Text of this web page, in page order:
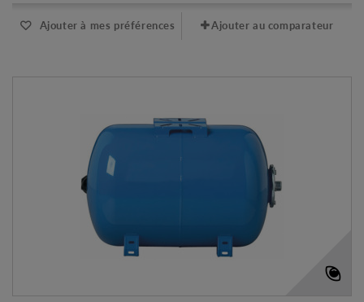
Ajouter à mes préférences Ajouter au comparateur